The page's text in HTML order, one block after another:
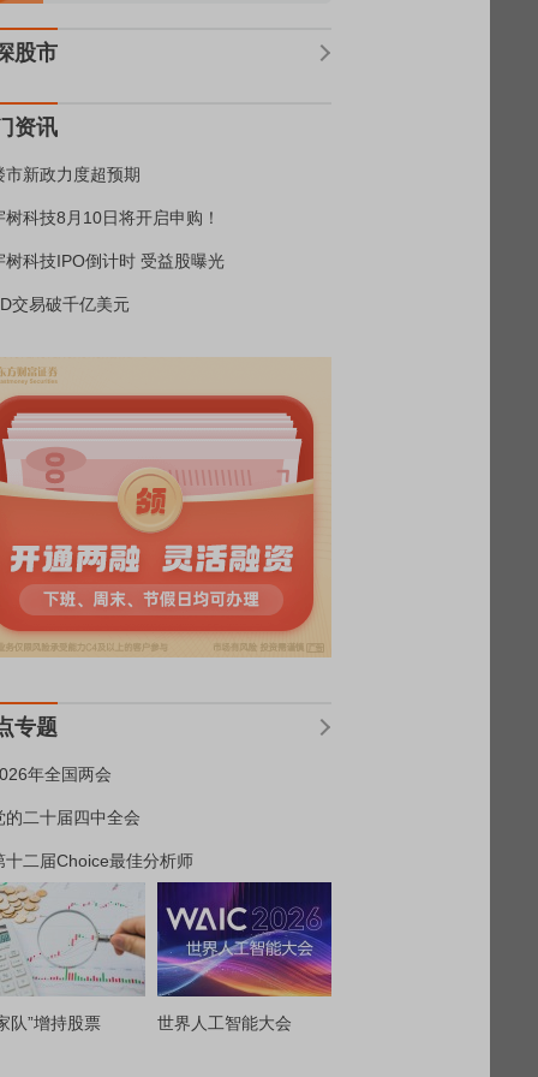
股市
资讯
市新政力度超预期
树科技8月10日将开启申购！
树科技IPO倒计时 受益股曝光
交易破千亿美元
专题
年全国两会
的二十届四中全会
十二届Choice最佳分析师
队”增持股票 世界人工智能大会